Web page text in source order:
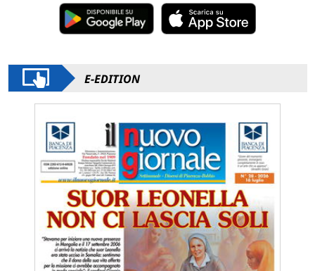
E-EDITION